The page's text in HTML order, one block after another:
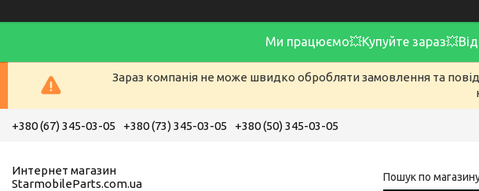
Ми працюємо💥Купуйте
Зараз компанія не може швидко обробляти замовлення та
+380 (67) 345-03-05 +380 (73) 345-03-05 +380 (50) 345-03-05
Интернет магазин
StarmobileParts.com.ua